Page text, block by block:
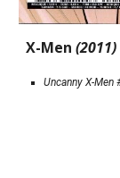
X-Men (2011)
Uncanny X-Men